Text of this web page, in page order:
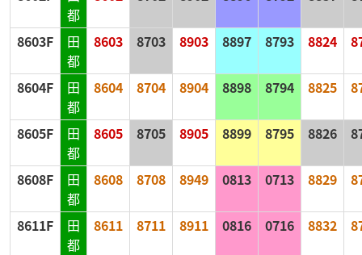
都
8603F
田
都
8603 8703 8903 8897 8793 8824
8604F
田
都
8604 8704 8904 8898 8794 8825
8605F
田
都
8605 8705 8905 8899 8795 8826
8608F
田
都
8608 8708 8949 0813 0713 8829
8611F
田
都
8611 8711 8911 0816 0716 8832